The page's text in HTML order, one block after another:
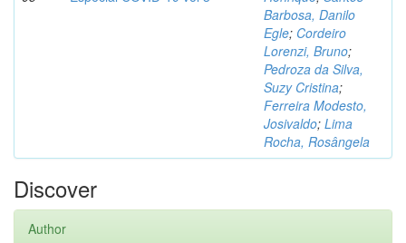
Barbosa, Danilo
Egle; Cordeiro
Lorenzi, Bruno;
Pedroza da Silva,
Suzy Cristina;
Ferreira Modesto,
Josivaldo; Lima
Rocha, Rosângela
Discover
Author